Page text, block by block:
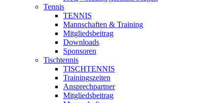
Tennis
TENNIS
Mannschaften & Training
Mitgliedsbeitrag
Downloads
Sponsoren
Tischtennis
TISCHTENNIS
Trainingszeiten
Ansprechpartner
Mitgliedsbeitrag